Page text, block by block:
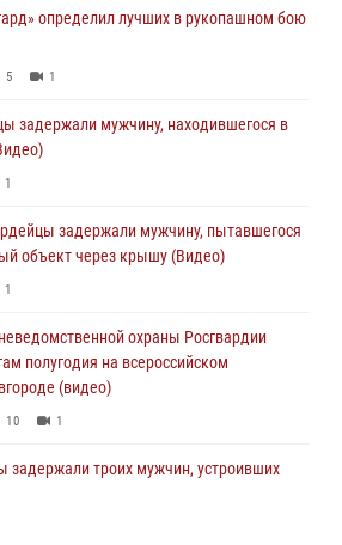
определил лучших в рукопашном бою
5 1
задержали мужчину, находившегося в
1
задержали мужчину, пытавшегося
объект через крышу (Видео)
1
охраны Росгвардии
полугодия на всероссийском
(видео)
10 1
задержали троих мужчин, устроивших